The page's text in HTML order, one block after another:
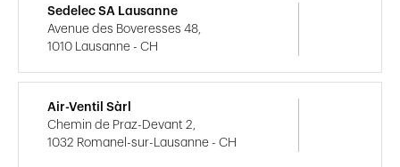
Sedelec SA Lausanne
Avenue des Boveresses 48,
1010 Lausanne - CH
Air-Ventil Sàrl
Chemin de Praz-Devant 2,
1032 Romanel-sur-Lausanne - CH